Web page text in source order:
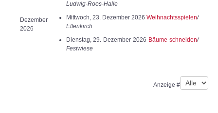
Dezember
2026
Ludwig-Roos-Halle
Mittwoch, 23. Dezember 2026 Weihnachtsspielen/
Ettenkirch
Dienstag, 29. Dezember 2026 Bäume schneiden/
Festwiese
Anzeige #